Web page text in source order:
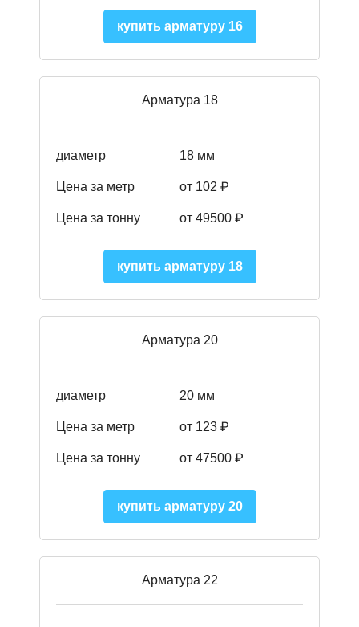
купить арматуру 16
Арматура 18
диаметр 18 мм
Цена за метр от 102 ₽
Цена за тонну от 49500 ₽
купить арматуру 18
Арматура 20
диаметр 20 мм
Цена за метр от 123 ₽
Цена за тонну от 47500 ₽
купить арматуру 20
Арматура 22